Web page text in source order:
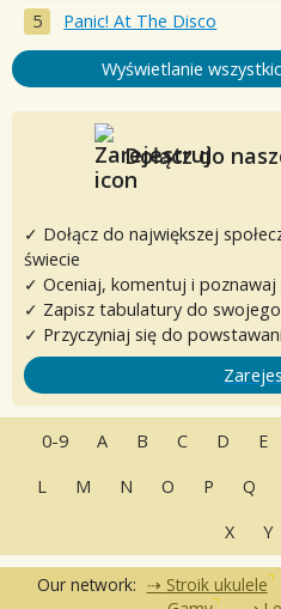
Panic! At The Disco
Wyświetlanie
Dołącz do
✓ Dołącz do największej
świecie
✓ Oceniaj, komentuj i poznawaj
✓ Zapisz tabulatury do
✓ Przyczyniaj się do
0-9 A B C D E
L
M N O P Q
X
Y
Our network: Stroik ukulele